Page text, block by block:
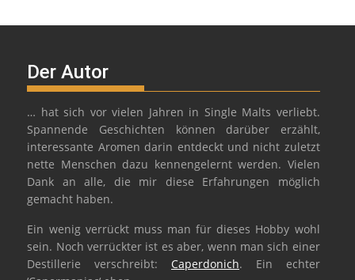
Der Autor
… hat sich vor vielen Jahren in Single Malts verliebt.
Spannende Geschichten können darüber erzählt,
interessante Aromen darin entdeckt und nicht zuletzt
nette Menschen dazu kennengelernt werden. Vielen
Dank an alle, die mir diese Erfahrungen möglich
gemacht haben.
Ein wenig verrückt muss man für dieses Hobby wohl
sein. Noch verrückter ist es aber, wenn man sich einer
Destillerie verschreibt: Caperdonich. Ein echter